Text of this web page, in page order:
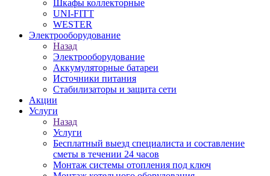
Шкафы коллекторные
UNI-FITT
WESTER
Электрооборудование
Назад
Электрооборудование
Аккумуляторные батареи
Источники питания
Стабилизаторы и защита сети
Акции
Услуги
Назад
Услуги
Бесплатный выезд специалиста и составление
сметы в течении 24 часов
Монтаж системы отопления под ключ